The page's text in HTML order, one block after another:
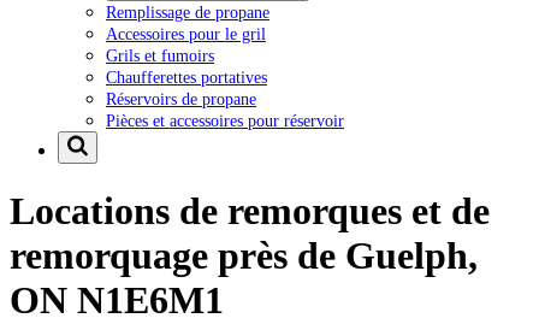
Remplissage de propane
Accessoires pour le gril
Grils et fumoirs
Chaufferettes portatives
Réservoirs de propane
Pièces et accessoires pour réservoir
Locations de remorques et de
remorquage près de Guelph,
ON N1E6M1